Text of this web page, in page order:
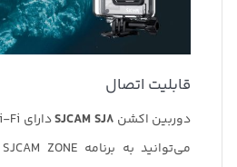
قابلیت اتصال
دوربین اکشنSJCAM SJ8
می‌توانید به برنامه